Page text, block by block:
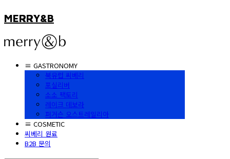
MERRY&B
≡ GASTRONOMY
북유럽 씨베리
포실리버
소소 팩토리
레이크 데보라
퍼거슨 오스트레일리아
≡ COSMETIC
씨베리 원료
B2B 문의